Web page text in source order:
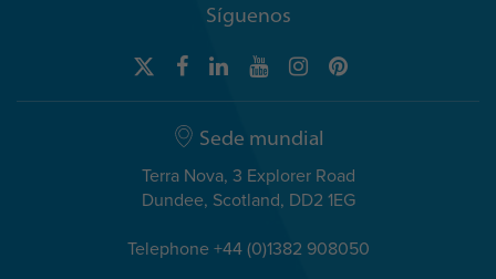
Síguenos
Sede mundial
Terra Nova, 3 Explorer Road
Dundee, Scotland, DD2 1EG
Telephone +44 (0)1382 908050